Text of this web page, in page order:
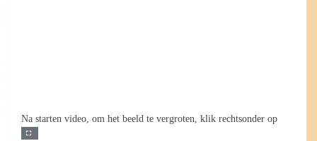
Na starten video, om het beeld te vergroten, klik rechtsonder op